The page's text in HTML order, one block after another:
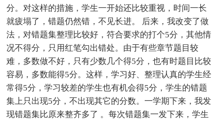
分。对这样的措施，学生一开始还比较重视，时间一长
就疲塌了，错题仍然错，不见长进。 后来，我改变了做
法，对错题集整理比较好，符合要求的打个5分，其他情
况不得分，只用红笔勾出错处。由于有些章节题目较
难，多数做不好，只有少数几个得5分，也有时题目比较
容易，多数能得5分。这样，学习好、整理认真的学生经
常得5分，学习较差的学生也有机会得5分，学生的错题
集上只出现5分，不出现其它的分数。一学期下来，我发
现错题集比原来整齐多了 。每次错题集一发下来，学生